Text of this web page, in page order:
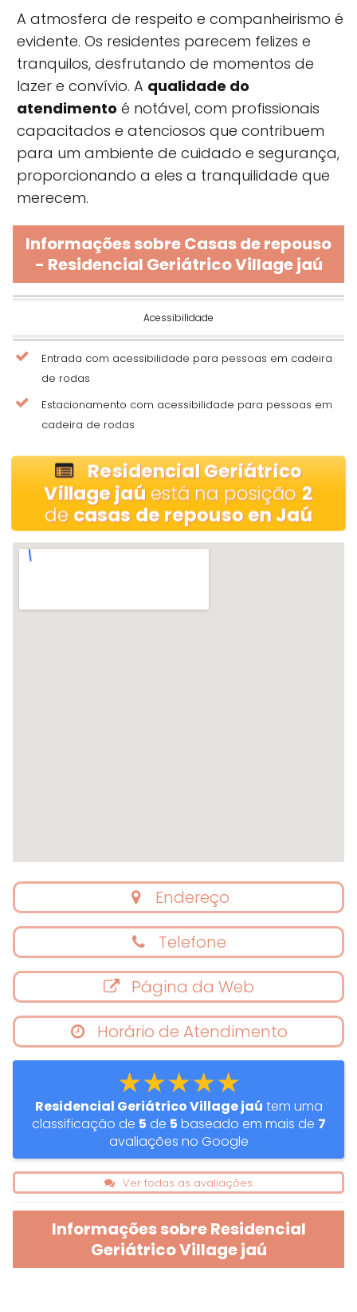
A atmosfera de respeito e companheirismo é
evidente. Os residentes parecem felizes e
tranquilos, desfrutando de momentos de
lazer e convívio. A qualidade do
atendimento é notável, com profissionais
capacitados e atenciosos que contribuem
para um ambiente de cuidado e segurança,
proporcionando a eles a tranquilidade que
merecem.
Informações sobre Casas de repouso
- Residencial Geriátrico Village jaú
Acessibilidade
Entrada com acessibilidade para pessoas em cadeira
de rodas
Estacionamento com acessibilidade para pessoas em
cadeira de rodas
Residencial Geriátrico
Village jaúestá na posição 2
de casas de repouso en Jaú
Endereço
Telefone
Página da Web
Horário de Atendimento
★★★★★
Residencial Geriátrico Village jaú tem uma
classificação de 5 de 5 baseado em mais de 7
avaliações no Google
Ver todas as avaliações
Informações sobre Residencial
Geriátrico Village jaú